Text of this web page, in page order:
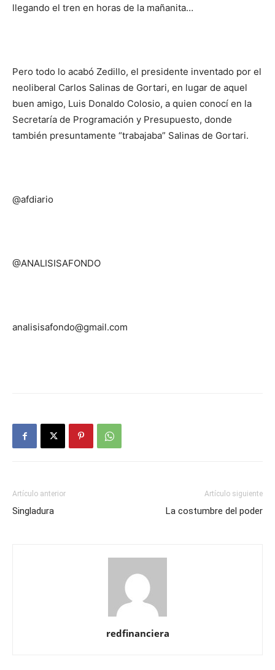
llegando el tren en horas de la mañanita…
Pero todo lo acabó Zedillo, el presidente inventado por el
neoliberal Carlos Salinas de Gortari, en lugar de aquel
buen amigo, Luis Donaldo Colosio, a quien conocí en la
Secretaría de Programación y Presupuesto, donde
también presuntamente “trabajaba” Salinas de Gortari.
@afdiario
@ANALISISAFONDO
analisisafondo@gmail.com
Artículo anterior
Singladura
Artículo siguiente
La costumbre del poder
redfinanciera